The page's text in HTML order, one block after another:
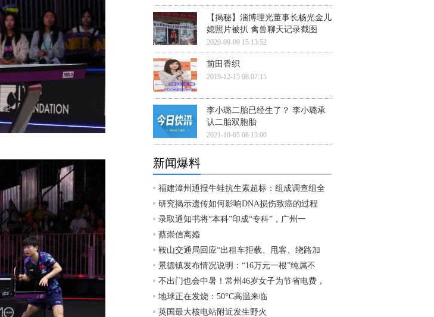
【揭秘】淄博理光董事长杨光金儿
媳照片被扒 禽兽聊天记录截图
2020-09-09 15:13:52
前田香织
2019-12-15 08:07:15
李小璐二胎已经生了？ 李小璐承
认二胎双胞胎
2021-10-05 08:13:00
新闻爆料
福建漳州通报牛蛙抗生素超标：组成调查组全
研究揭示遗传如何影响DNA损伤致癌的过程
录取通知书将“本科”印成“专科”，广州一
蔡崇信离婚
鞍山交通局回应“出租车拒载、甩客、绕路加
景德镇发布情况说明：“16万元一根”纯属不
不出门也会中暑！常州46岁女子为节省电费，
地球正在发烧：50°C高温来临
英国最大核电站附近发生野火